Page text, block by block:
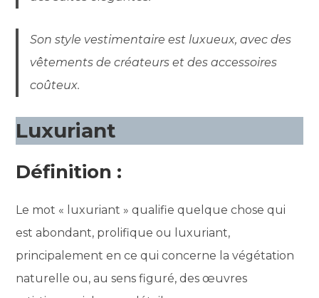
Son style vestimentaire est luxueux, avec des
vêtements de créateurs et des accessoires
coûteux.
Luxuriant
Définition :
Le mot « luxuriant » qualifie quelque chose qui
est abondant, prolifique ou luxuriant,
principalement en ce qui concerne la végétation
naturelle ou, au sens figuré, des œuvres